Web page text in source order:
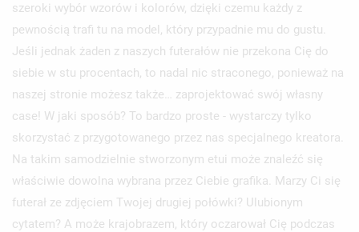
szeroki wybór wzorów i kolorów, dzięki czemu każdy z
pewnością trafi tu na model, który przypadnie mu do gustu.
Jeśli jednak żaden z naszych futerałów nie przekona Cię do
siebie w stu procentach, to nadal nic straconego, ponieważ na
naszej stronie możesz także… zaprojektować swój własny
case! W jaki sposób? To bardzo proste - wystarczy tylko
skorzystać z przygotowanego przez nas specjalnego kreatora.
Na takim samodzielnie stworzonym etui może znaleźć się
właściwie dowolna wybrana przez Ciebie grafika. Marzy Ci się
futerał ze zdjęciem Twojej drugiej połówki? Ulubionym
cytatem? A może krajobrazem, który oczarował Cię podczas